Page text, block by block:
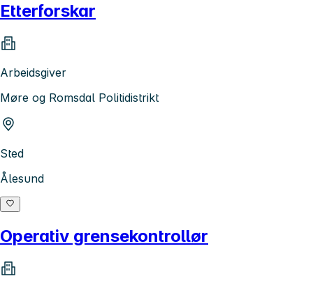
Etterforskar
Arbeidsgiver
Møre og Romsdal Politidistrikt
Sted
Ålesund
Operativ grensekontrollør